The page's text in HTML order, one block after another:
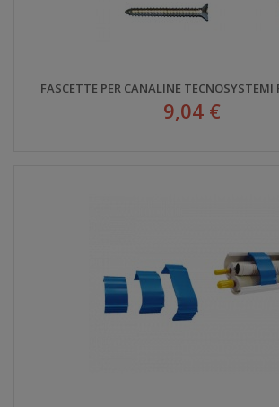
FASCETTE PER CANALINE TECNOSYSTEMI
9,04 €